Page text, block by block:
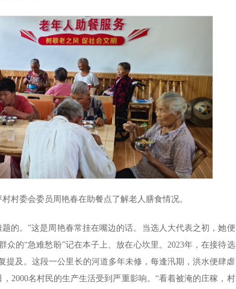
村委会委员周艳春在助餐点了解老人膳食情况。
的。”这是周艳春常挂在嘴边的话。当选人大代表之初，她便
众的“急难愁盼”记在本子上、放在心坎里。2023年，在接待选
提及。这段一公里长的河道多年未修，每逢汛期，洪水便肆虐
2000名村民的生产生活受到严重影响。“看着被淹的庄稼，村